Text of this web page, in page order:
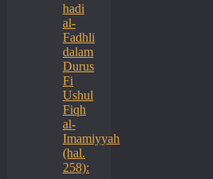
hadi
al-
Fadhli
dalam
Durus
Fi
Ushul
Fiqh
al-
Imamiyyah
(hal.
258):